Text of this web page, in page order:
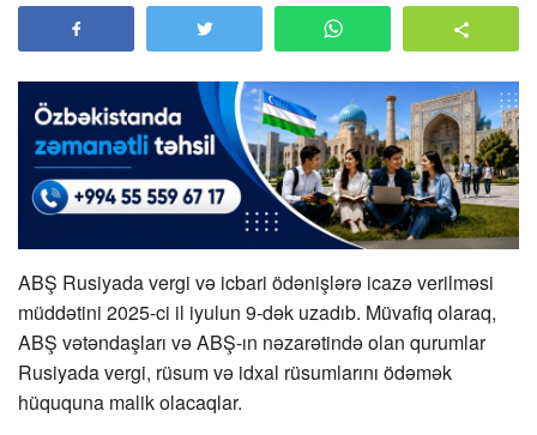
ABŞ Rusiyada vergi və icbari ödənişlərə icazə verilməsi
müddətini 2025-ci il iyulun 9-dək uzadıb. Müvafiq olaraq,
ABŞ vətəndaşları və ABŞ-ın nəzarətində olan qurumlar
Rusiyada vergi, rüsum və idxal rüsumlarını ödəmək
hüququna malik olacaqlar.